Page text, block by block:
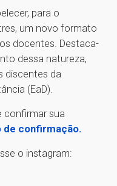
para o
um novo formato
docentes. Destaca-
dessa natureza,
discentes da
(EaD).
confirmar sua
confirmação.
o instagram: